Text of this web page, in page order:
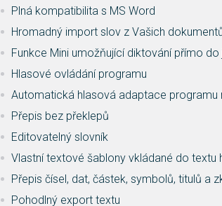
Plná kompatibilita s MS Word
Hromadný import slov z Vašich
Funkce Mini umožňující diktování přímo
Hlasové ovládání programu
Automatická hlasová adaptace programu
Přepis bez překlepů
Editovatelný slovník
Vlastní textové šablony vkládané do textu
Přepis čísel, dat, částek, symbolů, titulů a
Pohodlný export textu